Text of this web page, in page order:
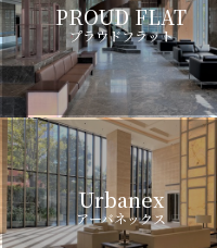
PROUD FLAT
プラウドフラット
Urbanex
アーバネックス